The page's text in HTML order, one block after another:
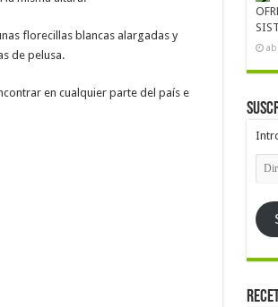
florecillas blancas alargadas y
de pelusa.
en cualquier parte del país e
de